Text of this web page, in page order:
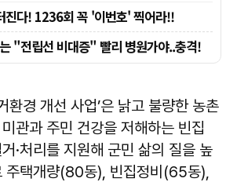
환경 개선 사업’은 낡고 불량한 농촌
관과 주민 건강을 저해하는 빈집
·처리를 지원해 군민 삶의 질을 높
주택개량(80동), 빈집정비(65동),